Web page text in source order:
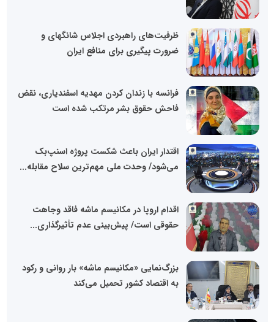
ظرفیت‌های راهبردی اجلاس شانگهای و
ضرورت پیگیری برای منافع ایران
فرانسه با زندان کردن مهدیه اسفندیاری، نقض
فاحش حقوق بشر مرتکب شده است
اقتدار ایران باعث شکست پروژه اسنپ‌بک
می‌شود/ وحدت ملی مهم‌ترین سلاح مقابله...
اقدام اروپا در مکانیسم ماشه فاقد وجاهت
حقوقی است/ پیش‌بینی عدم تأثیرگذاری...
بزرگ‌نمایی «مکانیسم ماشه» بار روانی و رکود
به اقتصاد کشور تحمیل می‌کند